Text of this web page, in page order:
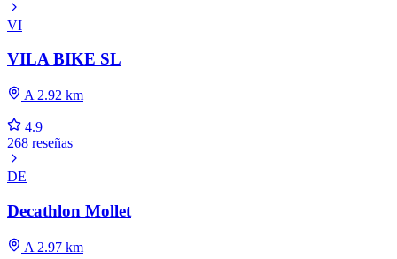
VI
VILA BIKE SL
A 2.92 km
4.9
268 reseñas
DE
Decathlon Mollet
A 2.97 km